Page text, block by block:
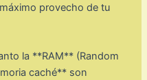
provecho de tu
la **RAM** (Random
caché** son